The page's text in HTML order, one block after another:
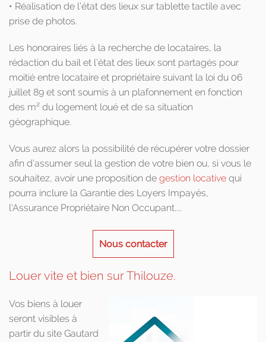
• Réalisation de l’état des lieux sur tablette tactile avec
prise de photos.
Les honoraires liés à la recherche de locataires, la
rédaction du bail et l’état des lieux sont partagés pour
moitié entre locataire et propriétaire suivant la loi du 06
juillet 89 et sont soumis à un plafonnement en fonction
des m² du logement loué et de sa situation
géographique.
Vous aurez alors la possibilité de récupérer votre dossier
afin d’assumer seul la gestion de votre bien ou, si vous le
souhaitez, avoir une proposition de gestion locative qui
pourra inclure la Garantie des Loyers Impayés,
l'Assurance Propriétaire Non Occupant....
Nous contacter
Louer vite et bien sur Thilouze.
Vos biens à louer
seront visibles à
partir du site Gautard